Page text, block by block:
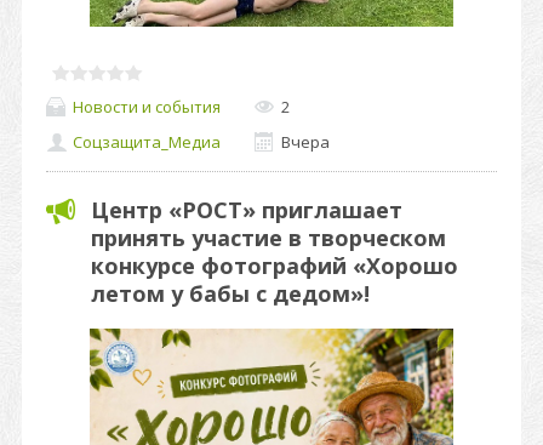
Новости и события
2
Соцзащита_Медиа
Вчера
Центр «РОСТ» приглашает
принять участие в творческом
конкурсе фотографий «Хорошо
летом у бабы с дедом»!